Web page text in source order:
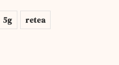
5g retea